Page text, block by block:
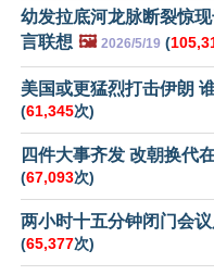
幼发拉底河龙脉断裂惊
言联想 🖼️ 2026/5/19 (
美国或更猛烈打击伊朗
(61,345次)
四件大事齐发 改朝换代
(67,093次)
两小时十五分钟闭门会
(65,377次)